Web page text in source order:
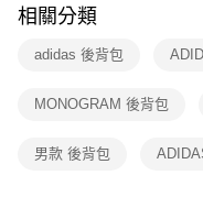
※ 交易是否成功請以「
是否繳費成功／繳費後需取消
客戶支援中心」https://
１．透過由恩沛科技股份有
權轉讓予恩沛科技股份有限公
相關分類
adidas 後背包
MONOGRAM 後背包
男款 後背包